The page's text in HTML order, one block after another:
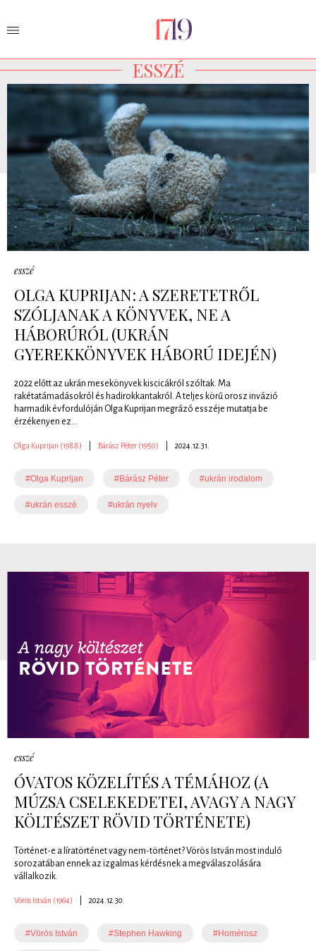
ESSZÉ
esszé
OLGA KUPRIJAN: A SZERETETRŐL
SZÓLJANAK A KÖNYVEK, NE A
HÁBORÚRÓL (UKRÁN
GYEREKKÖNYVEK HÁBORÚ IDEJÉN)
2022 előtt az ukrán mesekönyvek kiscicákról szóltak. Ma
rakétatámadásokról és hadirokkantakról. A teljes körű orosz invázió
harmadik évfordulóján Olga Kuprijan megrázó esszéje mutatja be
érzékenyen ez...
Olga Kuprijan (1988) Bárász Péter (1950) 2024.12.31.
#Olga Kuprijan #Bárász Péter #ukrán irodalom
#ukrán esszé #ukrán nyelv
esszé
ÓVATOS KÖZELÍTÉS A TÉMÁHOZ (A
MÚZSA CSELEKEDETEI, AVAGY A NAGY
KÖLTÉSZET RÖVID TÖRTÉNETE)
Történet-e a líratörténet vagy nem-történet? Vörös István most induló
sorozatában ennek az izgalmas kérdésnek a megválaszolására
vállalkozik.
Vörös István (1964) 2024.12.30.
#Vörös István #Stephen Hawking #Homérosz